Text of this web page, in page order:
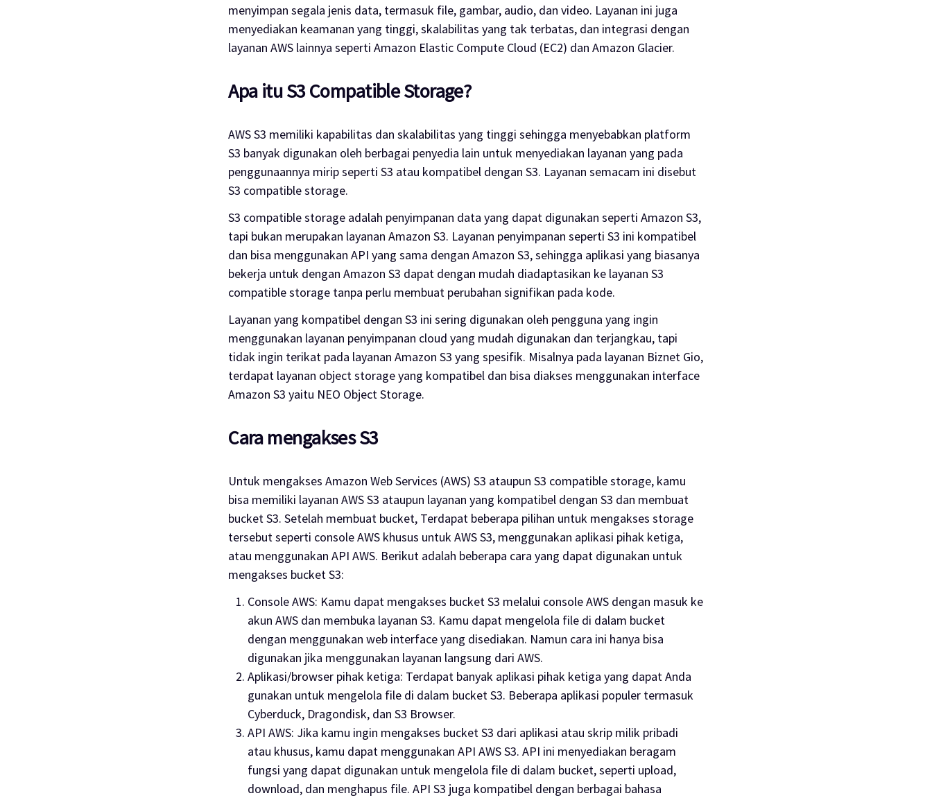
menyimpan segala jenis data, termasuk file, gambar, audio, dan video. Layanan ini juga
menyediakan keamanan yang tinggi, skalabilitas yang tak terbatas, dan integrasi dengan
layanan AWS lainnya seperti Amazon Elastic Compute Cloud (EC2) dan Amazon Glacier.
Apa itu S3 Compatible Storage?
AWS S3 memiliki kapabilitas dan skalabilitas yang tinggi sehingga menyebabkan platform
S3 banyak digunakan oleh berbagai penyedia lain untuk menyediakan layanan yang pada
penggunaannya mirip seperti S3 atau kompatibel dengan S3. Layanan semacam ini disebut
S3 compatible storage.
S3 compatible storage adalah penyimpanan data yang dapat digunakan seperti Amazon S3,
tapi bukan merupakan layanan Amazon S3. Layanan penyimpanan seperti S3 ini kompatibel
dan bisa menggunakan API yang sama dengan Amazon S3, sehingga aplikasi yang biasanya
bekerja untuk dengan Amazon S3 dapat dengan mudah diadaptasikan ke layanan S3
compatible storage tanpa perlu membuat perubahan signifikan pada kode.
Layanan yang kompatibel dengan S3 ini sering digunakan oleh pengguna yang ingin
menggunakan layanan penyimpanan cloud yang mudah digunakan dan terjangkau, tapi
tidak ingin terikat pada layanan Amazon S3 yang spesifik. Misalnya pada layanan Biznet Gio,
terdapat layanan object storage yang kompatibel dan bisa diakses menggunakan interface
Amazon S3 yaitu NEO Object Storage.
Cara mengakses S3
Untuk mengakses Amazon Web Services (AWS) S3 ataupun S3 compatible storage, kamu
bisa memiliki layanan AWS S3 ataupun layanan yang kompatibel dengan S3 dan membuat
bucketS3. Setelah membuat bucket, Terdapat beberapa pilihan untuk mengaksesstorage
tersebut seperti console AWS khusus untuk AWS S3, menggunakan aplikasi pihak ketiga,
atau menggunakan API AWS. Berikut adalah beberapa cara yang dapat digunakan untuk
mengakses bucketS3:
Console AWS: Kamu dapat mengakses bucket S3 melalui console AWS dengan masuk ke
akun AWS dan membuka layanan S3. Kamu dapat mengelola file di dalam bucket
dengan menggunakan web interfaceyang disediakan. Namun cara ini hanya bisa
digunakan jika menggunakan layanan langsung dari AWS.
Aplikasi/browser pihak ketiga: Terdapat banyak aplikasi pihak ketiga yang dapat Anda
gunakan untuk mengelola file di dalam bucket S3. Beberapa aplikasi populer termasuk
Cyberduck, Dragondisk, dan S3 Browser.
API AWS: Jika kamu ingin mengakses bucket S3 dari aplikasi atau skrip milik pribadi
atau khusus, kamu dapat menggunakan API AWS S3. API ini menyediakan beragam
fungsi yang dapat digunakan untuk mengelola file di dalam bucket, seperti upload,
download, dan menghapus file. API S3 juga kompatibel dengan berbagai bahasa